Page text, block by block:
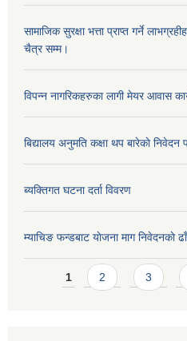
सामाजिक सुरक्षा भत्ता प्राप्त गर्ने
चैत्र सम्म।
विपन्न नागरिकहरुका लागी मेयर आवास
बिद्यालय अनुमति कक्षा थप बारेकाे निवेदन
ब्यक्तिगत घटना दर्ता विवरण
म्याचिङ फन्डबाट याेजना माग निवेदनकाे
Pages
1 2 3